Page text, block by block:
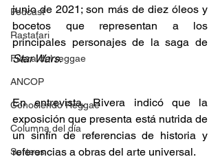
Podcast
Rastafari
Fuera del reggae
ANCOP
Conociendo Reggae
Columna del día
Sorteos
junio de 2021; son más de diez óleos y
bocetos que representan a los
Star Wars.
En entrevista, Rivera indicó que la
exposición que presenta está nutrida de
un sinfín de referencias de historia y
referencias a obras del arte universal.